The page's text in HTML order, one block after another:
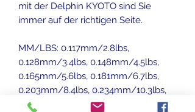
mit der Delphin KYOTO sind Sie
immer auf der richtigen Seite.
MM/LBS: 0.117mm/2.8lbs,
0.128mm/3.4lbs, 0.148mm/4.5lbs,
0.165mm/5.6lbs, 0.181mm/6.7lbs,
0.203mm/8.4lbs, 0.234mm/10.3lbs,
0.261mm/12.7lbs, 0.286mm/15lbs